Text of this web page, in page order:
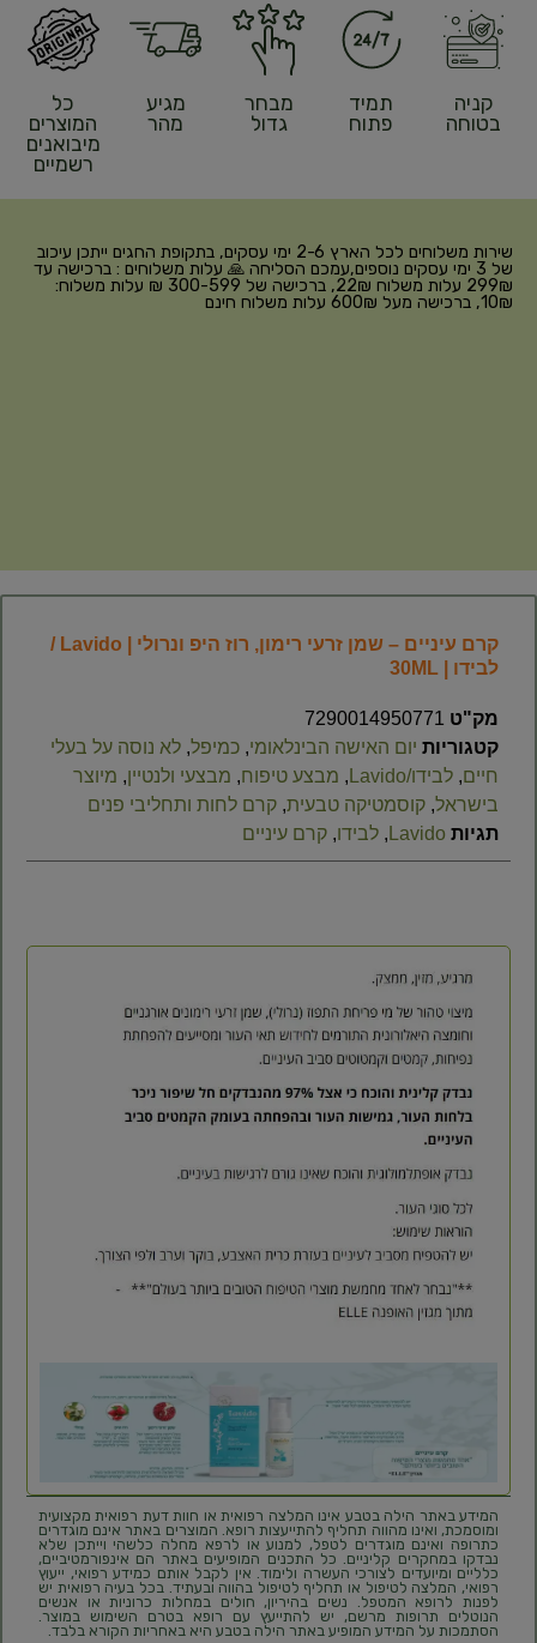
קניה
בטוחה
תמיד
פתוח
מבחר
גדול
מגיע
מהר
כל
המוצרים
מיבואנים
רשמיים
שירות משלוחים לכל הארץ 2-6 ימי עסקים, בתקופת החגים ייתכן עיכוב
של 3 ימי עסקים נוספים,עמכם הסליחה 🙏 עלות משלוחים : ברכישה עד
299₪ עלות משלוח 22₪, ברכישה של 300-599 ₪ עלות משלוח:
10₪, ברכישה מעל 600₪ עלות משלוח חינם
קרם עיניים – שמן זרעי רימון, רוז היפ ונרולי | Lavido /
לבידו | 30ML
מק"ט 7290014950771
קטגוריות יום האישה הבינלאומי, כמיפל, לא נוסה על בעלי
חיים, לבידו/Lavido , מבצע טיפוח, מבצעי ולנטיין, מיוצר
בישראל, קוסמטיקה טבעית, קרם לחות ותחליבי פנים
תגיות Lavido
, לבידו, קרם עיניים
המידע באתר הילה בטבע אינו המלצה רפואית או חוות דעת רפואית מקצועית
ומוסמכת, ואינו מהווה תחליף להתייעצות רופא. המוצרים באתר אינם מוגדרים
כתרופה ואינם מוגדרים לטפל, למנוע או לרפא מחלה כלשהי וייתכן שלא
נבדקו במחקרים קליניים. כל התכנים המופיעים באתר הם אינפורמטיביים,
כלליים ומיועדים לצורכי העשרה ולימוד. אין לקבל אותם כמידע רפואי, ייעוץ
רפואי, המלצה לטיפול או תחליף לטיפול בהווה ובעתיד. בכל בעיה רפואית יש
לפנות לרופא המטפל. נשים בהיריון, חולים במחלות כרוניות או אנשים
הנוטלים תרופות מרשם, יש להתייעץ עם רופא בטרם השימוש במוצר.
הסתמכות על המידע המופיע באתר הילה בטבע היא באחריות הקורא בלבד.